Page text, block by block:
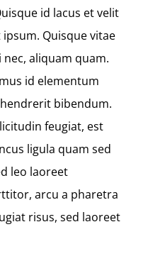
id lacus et velit
Quisque vitae
aliquam quam.
id elementum
bibendum.
feugiat, est
ligula quam sed
leo laoreet
arcu a pharetra
risus, sed laoreet